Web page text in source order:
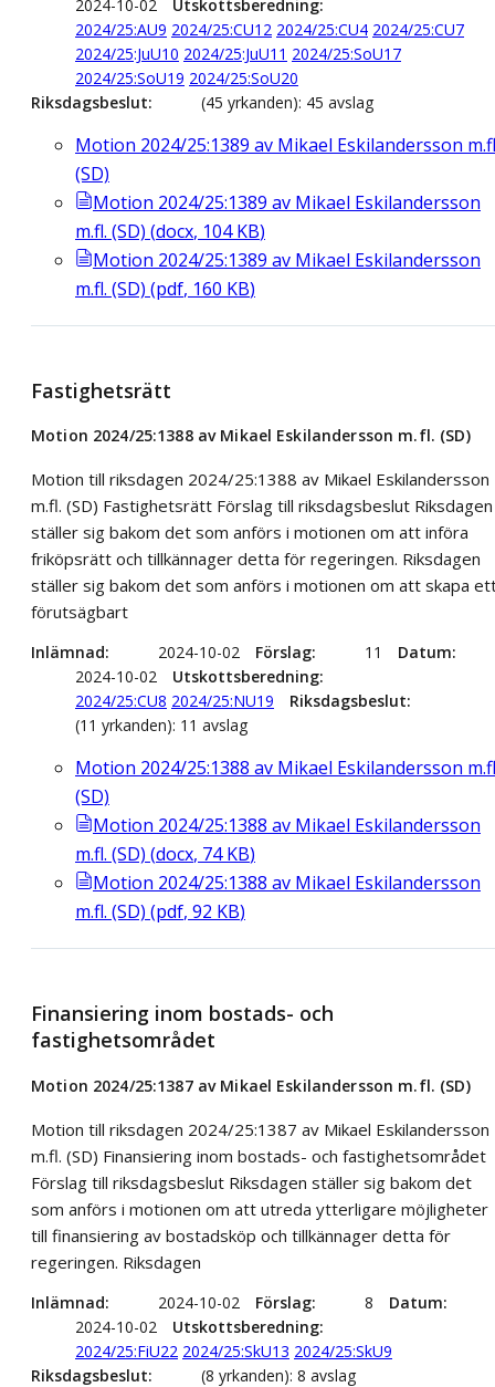
2024-10-02
Utskottsberedning
2024/25:AU9 2024/25:CU12 2024/25:CU4 2024/25:CU7
2024/25:JuU10 2024/25:JuU11 2024/25:SoU17
2024/25:SoU19 2024/25:SoU20
Riksdagsbeslut
(45 yrkanden): 45 avslag
Motion 2024/25:1389 av Mikael Eskilandersson
(SD)
Motion 2024/25:1389 av Mikael Eskilandersson
m.fl. (SD) (docx, 104 KB)
Motion 2024/25:1389 av Mikael Eskilandersson
m.fl. (SD) (pdf, 160 KB)
Fastighetsrätt
Motion 2024/25:1388 av Mikael Eskilandersson m.fl. (SD)
Motion till riksdagen 2024/25:1388 av Mikael Eskilandersson
m.fl. (SD) Fastighetsrätt Förslag till riksdagsbeslut Riksdagen
ställer sig bakom det som anförs i motionen om att införa
friköpsrätt och tillkännager detta för regeringen. Riksdagen
ställer sig bakom det som anförs i motionen om att skapa
förutsägbart
Inlämnad 2024-10-02 Förslag 11
Datum
2024-10-02
Utskottsberedning
2024/25:CU8 2024/25:NU19
Riksdagsbeslut
(11 yrkanden): 11 avslag
Motion 2024/25:1388 av Mikael Eskilandersson
(SD)
Motion 2024/25:1388 av Mikael Eskilandersson
m.fl. (SD) (docx, 74 KB)
Motion 2024/25:1388 av Mikael Eskilandersson
m.fl. (SD) (pdf, 92 KB)
Finansiering inom bostads- och
fastighetsområdet
Motion 2024/25:1387 av Mikael Eskilandersson m.fl. (SD)
Motion till riksdagen 2024/25:1387 av Mikael Eskilandersson
m.fl. (SD) Finansiering inom bostads- och fastighetsområdet
Förslag till riksdagsbeslut Riksdagen ställer sig bakom det
som anförs i motionen om att utreda ytterligare möjligheter
till finansiering av bostadsköp och tillkännager detta för
regeringen. Riksdagen
Inlämnad 2024-10-02 Förslag 8
Datum
2024-10-02
Utskottsberedning
2024/25:FiU22 2024/25:SkU13 2024/25:SkU9
Riksdagsbeslut
(8 yrkanden): 8 avslag